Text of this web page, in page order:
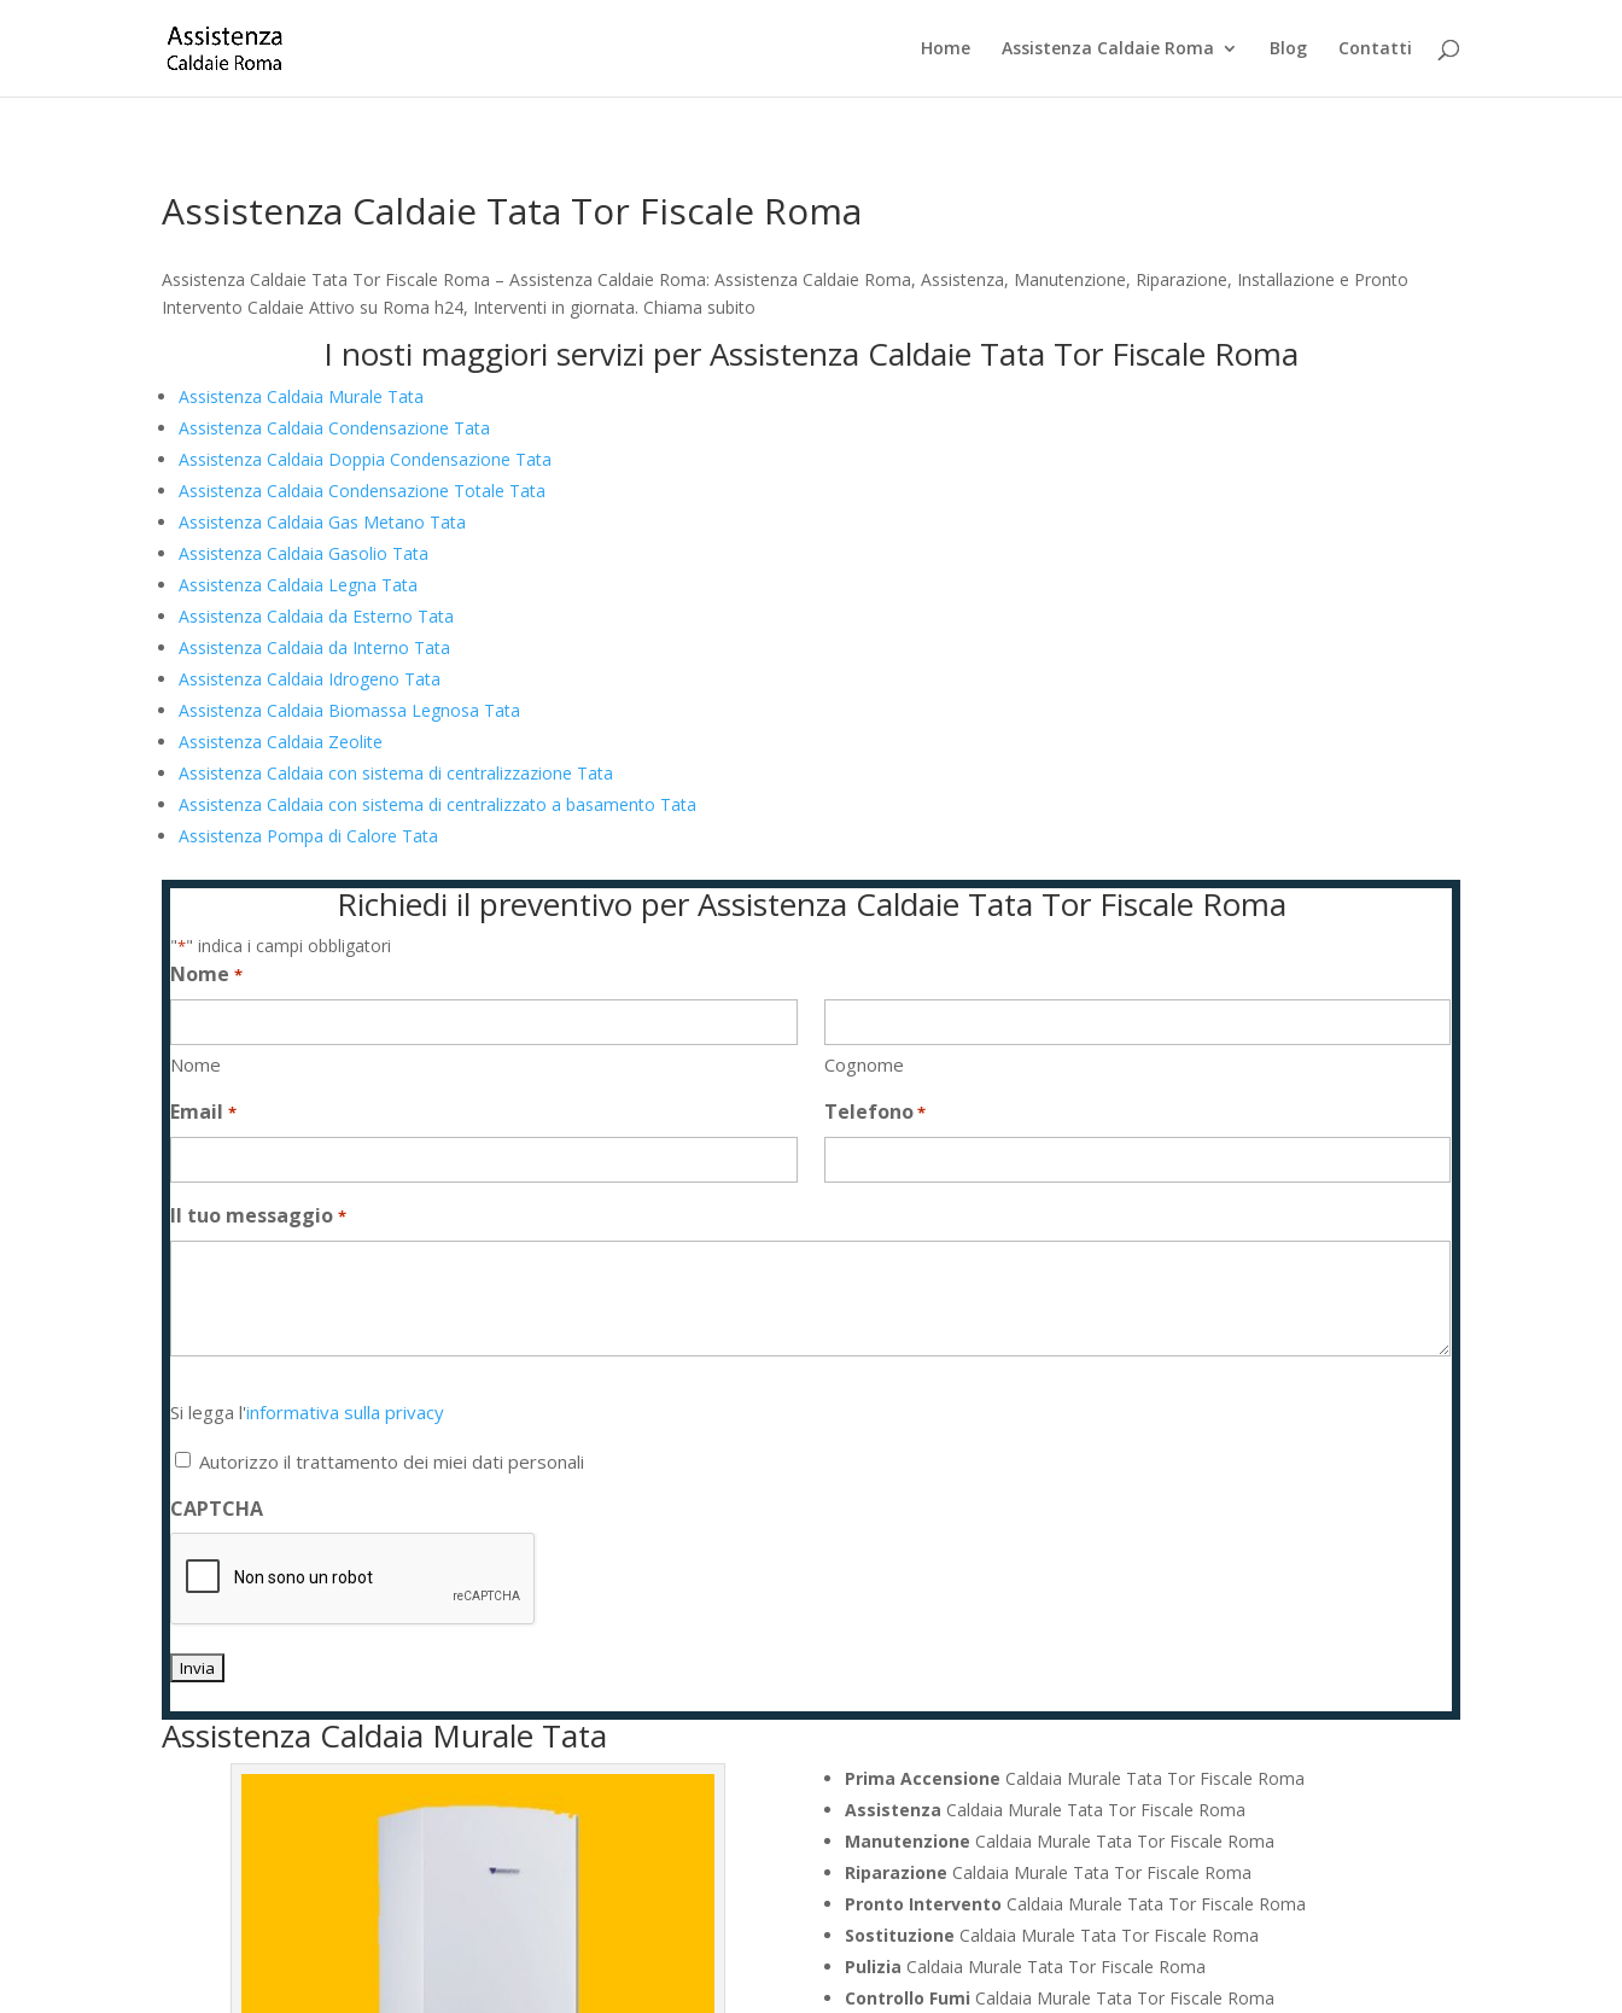
Home Assistenza Caldaie Roma Blog Contatti
Assistenza Caldaie Tata Tor Fiscale Roma
Assistenza Caldaie Tata Tor Fiscale Roma – Assistenza Caldaie Roma: Assistenza Caldaie Roma, Assistenza, Manutenzione, Riparazione, Installazione e Pronto
Intervento Caldaie Attivo su Roma h24, Interventi in giornata. Chiama subito
I nosti maggiori servizi per Assistenza Caldaie Tata Tor Fiscale Roma
Assistenza Caldaia Murale Tata
Assistenza Caldaia Condensazione Tata
Assistenza Caldaia Doppia Condensazione Tata
Assistenza Caldaia Condensazione Totale Tata
Assistenza Caldaia Gas Metano Tata
Assistenza Caldaia Gasolio Tata
Assistenza Caldaia Legna Tata
Assistenza Caldaia da Esterno Tata
Assistenza Caldaia da Interno Tata
Assistenza Caldaia Idrogeno Tata
Assistenza Caldaia Biomassa Legnosa Tata
Assistenza Caldaia Zeolite
Assistenza Caldaia con sistema di centralizzazione Tata
Assistenza Caldaia con sistema di centralizzato a basamento Tata
Assistenza Pompa di Calore Tata
Richiedi il preventivo per Assistenza Caldaie Tata Tor Fiscale Roma
"*" indica i campi obbligatori
Nome *
Nome Cognome
Email * Telefono*
Il tuo messaggio *
legga
l'informativa
privacy
*
Si legga l'informativa sulla privacy
Autorizzo il trattamento dei miei dati personali
CAPTCHA
Assistenza Caldaia Murale Tata
Prima Accensione Caldaia Murale Tata Tor Fiscale Roma
Assistenza Caldaia Murale Tata Tor Fiscale Roma
Manutenzione Caldaia Murale Tata Tor Fiscale Roma
Riparazione Caldaia Murale Tata Tor Fiscale Roma
Pronto Intervento Caldaia Murale Tata Tor Fiscale Roma
Sostituzione Caldaia Murale Tata Tor Fiscale Roma
Pulizia Caldaia Murale Tata Tor Fiscale Roma
Controllo Fumi Caldaia Murale Tata Tor Fiscale Roma